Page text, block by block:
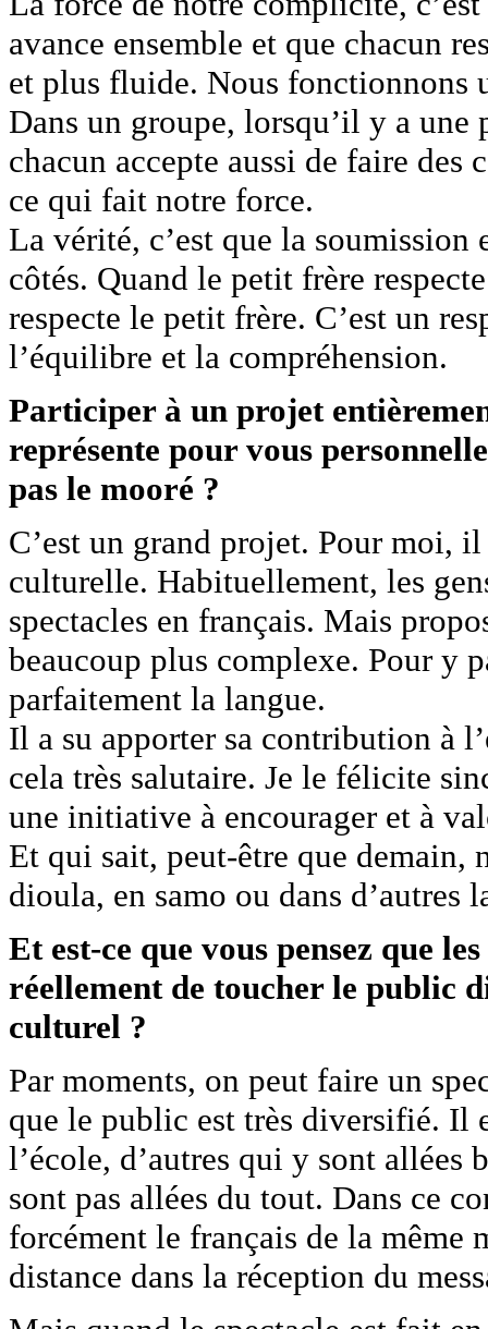
avance ensemble et que chacun
et plus fluide. Nous fonctionnons
Dans un groupe, lorsqu’il y a une
chacun accepte aussi de faire des
ce qui fait notre force.
La vérité, c’est que la
côtés. Quand le petit frère
respecte le petit frère. C’est un
l’équilibre et la compréhension.
Participer à un projet
représente pour vous
pas le mooré ?
C’est un grand projet. Pour moi,
culturelle. Habituellement, les
spectacles en français. Mais
beaucoup plus complexe. Pour y
parfaitement la langue.
Il a su apporter sa contribution à
cela très salutaire. Je le félicite
une initiative à encourager et à
Et qui sait, peut-être que demain,
dioula, en samo ou dans d’autres
Et est-ce que vous pensez que
réellement de toucher le public
culturel ?
Par moments, on peut faire un
que le public est très diversifié. Il
l’école, d’autres qui y sont allées
sont pas allées du tout. Dans ce
forcément le français de la même
distance dans la réception du